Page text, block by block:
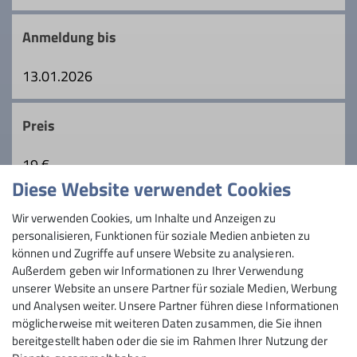
den Bergbus als umweltfreundliches
Transportmittel in Anspruch nehmen.
lange Touren und zügiges Gehen, nehmen
uns aber auch Zeit, die Schönheiten der
Details
Anmeldung bis
13.01.2026
Preis
19 €
Maximale Teilnehmeranzahl
9
Diese Website verwendet Cookies
Wir verwenden Cookies, um Inhalte und Anzeigen zu
personalisieren, Funktionen für soziale Medien anbieten zu
können und Zugriffe auf unsere Website zu analysieren.
Außerdem geben wir Informationen zu Ihrer Verwendung
unserer Website an unsere Partner für soziale Medien, Werbung
und Analysen weiter. Unsere Partner führen diese Informationen
möglicherweise mit weiteren Daten zusammen, die Sie ihnen
bereitgestellt haben oder die sie im Rahmen Ihrer Nutzung der